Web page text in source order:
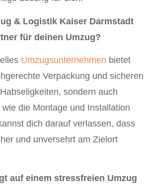
& Logistik Kaiser Darmstadt
für deinen Umzug?
Umzugsunternehmen bietet
Verpackung und sicheren
sondern auch
die Montage und Installation
dich darauf verlassen, dass
und unversehrt am Zielort
auf einem stressfreien Umzug